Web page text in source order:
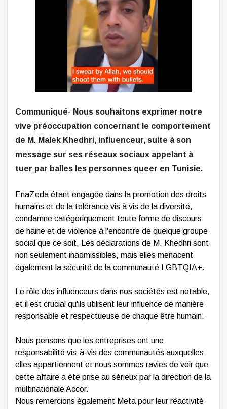
Communiqué- Nous souhaitons exprimer notre
vive préoccupation concernant le comportement
de M. Malek Khedhri, influenceur, suite à son
message sur ses réseaux sociaux appelant à
tuer par balles les personnes queer en Tunisie.
EnaZeda étant engagée dans la promotion des droits
humains et de la tolérance vis à vis de la diversité,
condamne catégoriquement toute forme de discours
de haine et de violence à l'encontre de quelque groupe
social que ce soit. Les déclarations de M. Khedhri sont
non seulement inadmissibles, mais elles menacent
également la sécurité de la communauté LGBTQIA+.
Le rôle des influenceurs dans nos sociétés est notable,
et il est crucial qu'ils utilisent leur influence de manière
responsable et respectueuse de chaque être humain.
Nous pensons que les entreprises ont une
responsabilité vis-à-vis des communautés auxquelles
elles appartiennent et nous sommes ravies de voir que
cette affaire a été prise au sérieux par la direction de la
multinationale Accor.
Nous remercions également Meta pour leur réactivité